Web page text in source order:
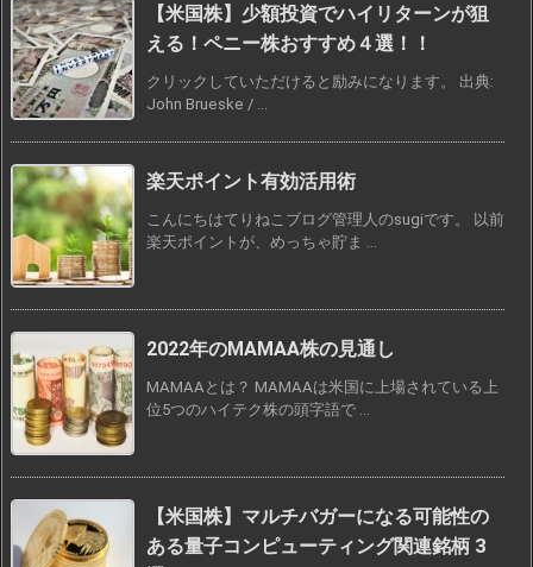
【米国株】少額投資でハイリターンが狙
える！ペニー株おすすめ４選！！
クリックしていただけると励みになります。 出典:
John Brueske / ...
楽天ポイント有効活用術
こんにちはてりねこブログ管理人のsugiです。 以前
楽天ポイントが、めっちゃ貯ま ...
2022年のMAMAA株の見通し
MAMAAとは？ MAMAAは米国に上場されている上
位5つのハイテク株の頭字語で ...
【米国株】マルチバガーになる可能性の
ある量子コンピューティング関連銘柄 3